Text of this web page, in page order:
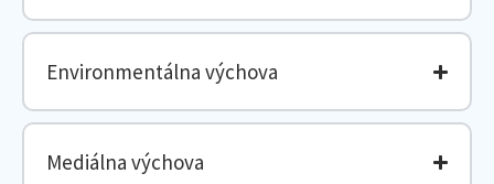
Environmentálna výchova
Mediálna výchova